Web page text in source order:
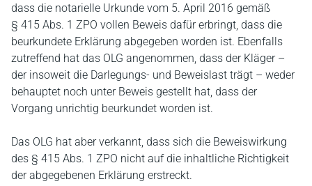
dass die notarielle Urkunde vom 5. April 2016 gemäß
§ 415 Abs. 1 ZPO vollen Beweis dafür erbringt, dass die
beurkundete Erklärung abgegeben worden ist. Ebenfalls
zutreffend hat das OLG angenommen, dass der Kläger –
der insoweit die Darlegungs- und Beweislast trägt – weder
behauptet noch unter Beweis gestellt hat, dass der
Vorgang unrichtig beurkundet worden ist.
Das OLG hat aber verkannt, dass sich die Beweiswirkung
des § 415 Abs. 1 ZPO nicht auf die inhaltliche Richtigkeit
der abgegebenen Erklärung erstreckt.